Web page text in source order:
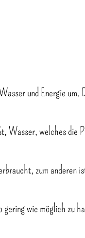
und Energie um.
Wasser, welches die
zum anderen
gering wie möglich zu